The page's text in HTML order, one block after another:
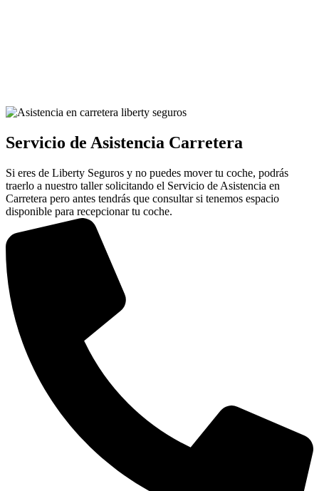
Servicio de Asistencia Carretera
Si eres de Liberty Seguros y no puedes mover tu coche, podrás
traerlo a nuestro taller solicitando el Servicio de Asistencia en
Carretera pero antes tendrás que consultar si tenemos espacio
disponible para recepcionar tu coche.